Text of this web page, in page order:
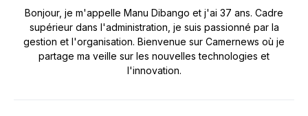
Bonjour, je m'appelle Manu Dibango et j'ai 37 ans. Cadre
supérieur dans l'administration, je suis passionné par la
gestion et l'organisation. Bienvenue sur Camernews où je
partage ma veille sur les nouvelles technologies et
l'innovation.